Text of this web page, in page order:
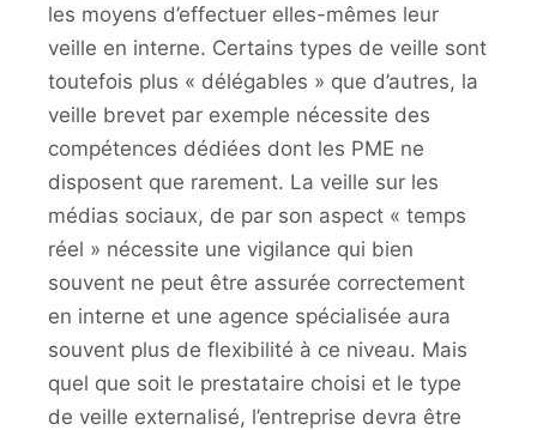
les moyens d’effectuer elles-mêmes leur
veille en interne. Certains types de veille sont
toutefois plus « délégables » que d’autres, la
veille brevet par exemple nécessite des
compétences dédiées dont les PME ne
disposent que rarement. La veille sur les
médias sociaux, de par son aspect « temps
réel » nécessite une vigilance qui bien
souvent ne peut être assurée correctement
en interne et une agence spécialisée aura
souvent plus de flexibilité à ce niveau. Mais
quel que soit le prestataire choisi et le type
de veille externalisé, l’entreprise devra être